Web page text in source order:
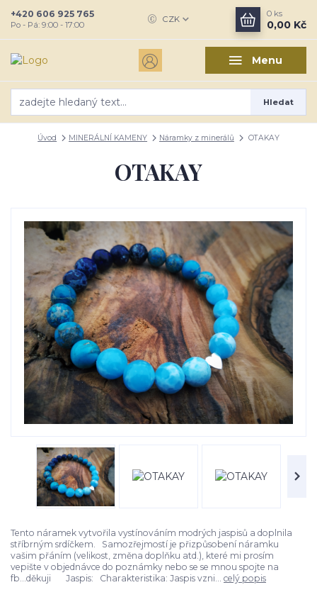
Menu
CZK
Hledat
+420 606 925 765
Po - Pá: 9:00 - 17:00
0 ks
0,00 Kč
Úvod MINERÁLNÍ KAMENY Náramky z minerálů OTAKAY
OTAKAY
Tento náramek vytvořila vystínováním modrých jaspisů a doplnila
stříbrným srdíčkem. Samozřejmostí je přizpůsobení náramku
vašim přáním (velikost, změna doplňku atd.), které mi prosím
vepište v objednávce do poznámky nebo se se mnou spojte na
fb...děkuji Jaspis: Charakteristika: Jaspis vzni... celý popis